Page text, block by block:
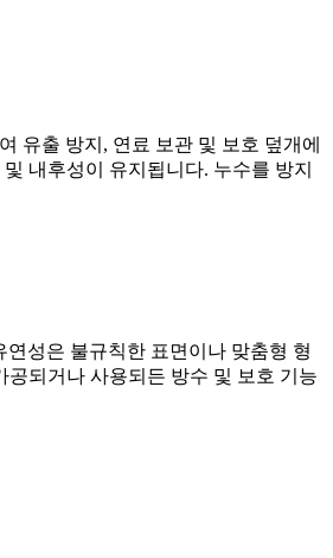
유출 방지, 연료 보관 및 보호 덮개에
내후성이 유지됩니다. 누수를 방지
성은 불규칙한 표면이나 맞춤형 형
되거나 사용되든 방수 및 보호 기능